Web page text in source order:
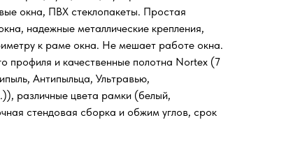
окна, ПВХ стеклопакеты. Простая
надежные металлические крепления,
к раме окна. Не мешает работе окна.
профиля и качественные полотна Nortex (7
Антипыльца, Ультравью,
различные цвета рамки (белый,
стендовая сборка и обжим углов, срок